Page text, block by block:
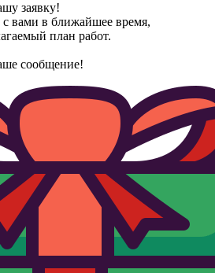
заявку!
вами в ближайшее время,
план работ.
сообщение!